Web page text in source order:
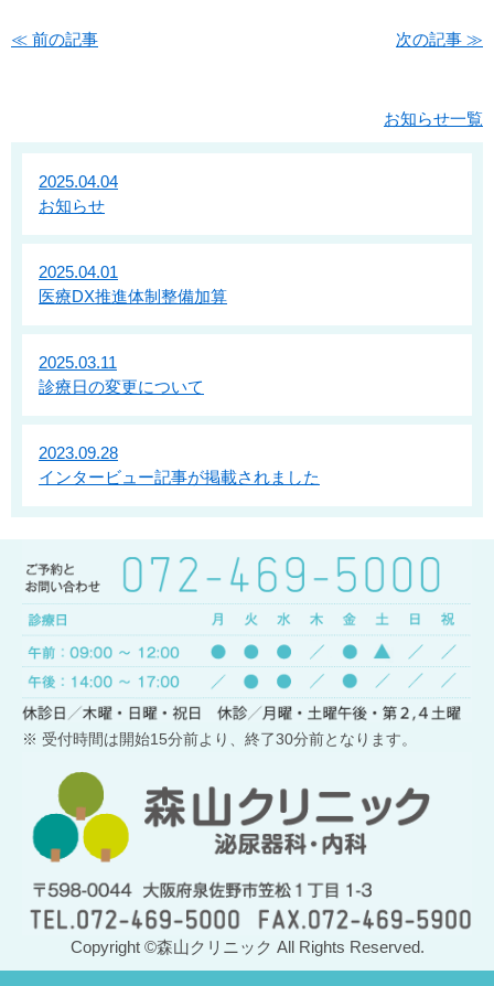
≪ 前の記事 次の記事 ≫
お知らせ一覧
2025.04.04
お知らせ
2025.04.01
医療DX推進体制整備加算
2025.03.11
診療日の変更について
2023.09.28
インタービュー記事が掲載されました
※ 受付時間は開始15分前より、終了30分前となります。
Copyright ©森山クリニック All Rights Reserved.